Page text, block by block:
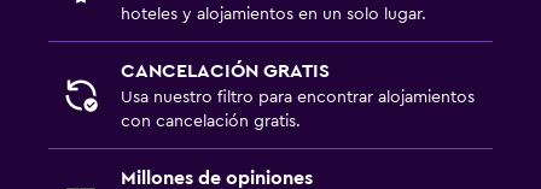
hoteles y alojamientos en un solo lugar.
CANCELACIÓN GRATIS
Usa nuestro filtro para encontrar alojamientos
con cancelación gratis.
Millones de opiniones